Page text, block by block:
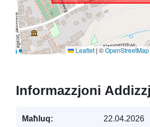
Leaflet | ©OpenStreetMap
Informazzjoni
Maħluq: 22.04.2026